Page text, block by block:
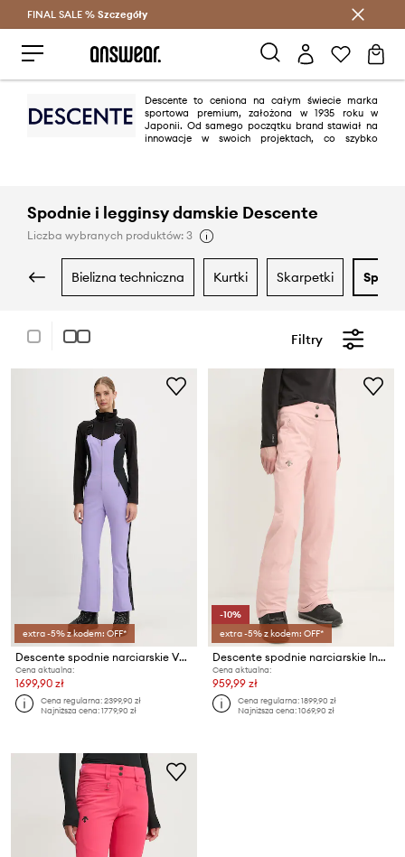
Oszczędzaj z Answear Club >
FINAL SALE % Szczegóły
Descente to ceniona na całym świecie marka
sportowa premium, założona w 1935 roku w
Japonii. Od samego początku brand stawiał na
innowacje w swoich projektach, co szybko
Spodnie i legginsy damskie Descente
Liczba wybranych produktów: 3
bielizna techniczna kurtki skarpetki
Filtry
extra -5% z kodem: OFF*
Descente spodnie narciarskie VELCHE
Cena aktualna:
1699,90 zł
Cena regularna:2399,90 zł
Najniższa cena:1779,90 zł
-10%
extra -5% z kodem: OFF*
Descente spodnie narciarskie Insulated
Cena aktualna:
959,99 zł
Cena regularna:1899,90 zł
Najniższa cena:1069,90 zł